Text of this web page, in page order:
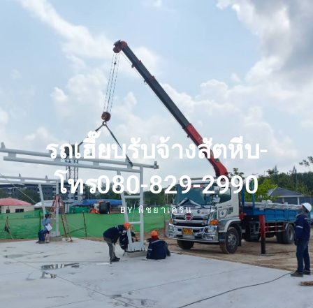
รถเฮี๊ยบรับจ้างสัตหีบ-
โทร080-829-2990
BYพิชยาเครน